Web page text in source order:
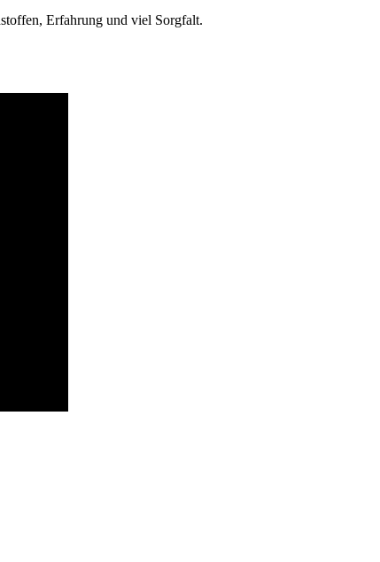
Erfahrung und viel Sorgfalt.